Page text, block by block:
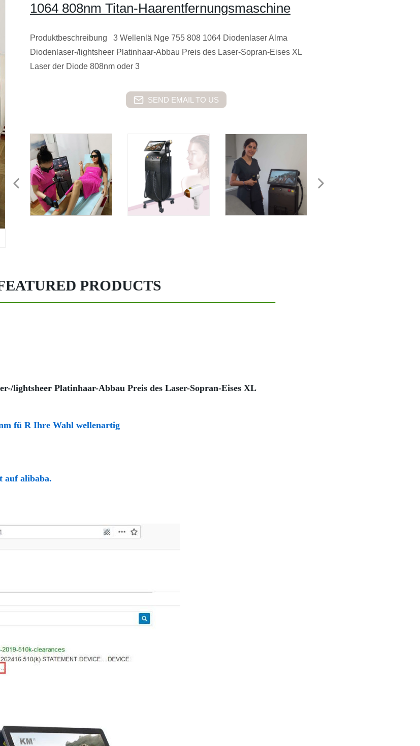
1064 808nm Titan-Haarentfernungsmaschine
Produktbeschreibung 3 Wellenlä Nge 755 808 1064 Diodenlaser Alma
Diodenlaser-/lightsheer Platinhaar-Abbau Preis des Laser-Sopran-Eises XL
Laser der Diode 808nm oder 3
SEND EMAIL TO US
PRODUCTS
lightsheer Platinhaar-Abbau Preis des Laser-Sopran-Eises XL
fü R Ihre Wahl wellenartig
auf alibaba.